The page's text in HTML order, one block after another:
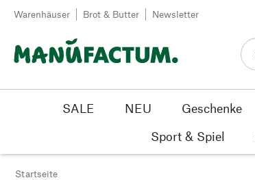
Zum Inhalt springen
Warenhäuser Brot & Butter Newsletter
SALE NEU Geschenke
Sport & Spiel
Startseite